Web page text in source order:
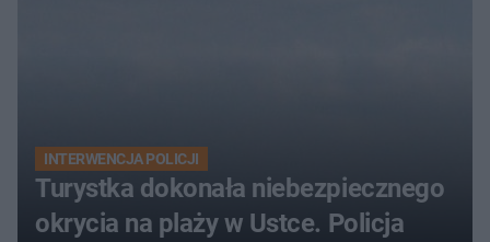
INTERWENCJA POLICJI
Turystka dokonała niebezpiecznego
okrycia na plaży w Ustce. Policja